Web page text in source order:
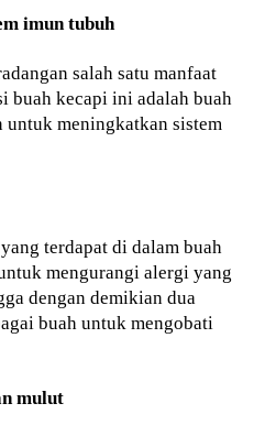
imun tubuh
salah satu manfaat
buah kecapi ini adalah buah
meningkatkan sistem
terdapat di dalam buah
mengurangi alergi yang
dengan demikian dua
buah untuk mengobati
mulut